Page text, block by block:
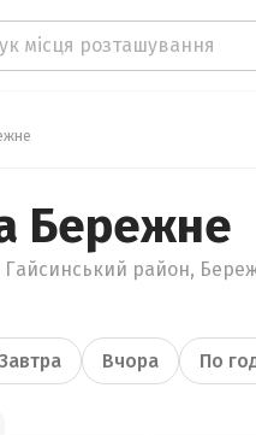
Бережне
Гайсинський район,
Завтра Вчора По